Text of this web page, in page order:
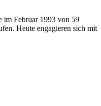
im Februar 1993 von 59
Heute engagieren sich mit